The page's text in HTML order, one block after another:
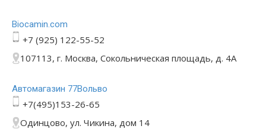
Bioсamin.com
+7 (925) 122-55-52
107113, г. Москва, Сокольническая площадь, д. 4А
Автомагазин 77Вольво
+7(495)153-26-65
Одинцово, ул. Чикина, дом 14